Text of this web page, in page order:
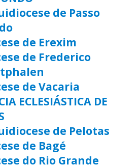
de Passo
de Erexim
de Frederico
de Vacaria
ECLESIÁSTICA DE
de Pelotas
de Bagé
do Rio Grande